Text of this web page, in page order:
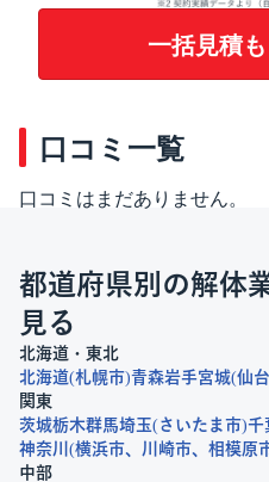
一括見積
口コミ一覧
口コミはまだありません。
都道府県別の解体
見る
北海道・東北
北海道 札幌市 青森岩手宮城 仙
関東
茨城栃木群馬埼玉 さいたま市 千
神奈川
横浜市 川崎市
相模原
中部